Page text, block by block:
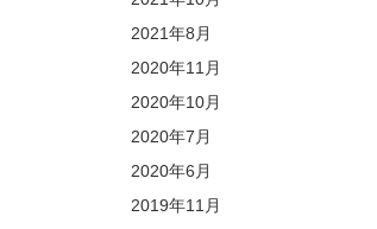
2021年8月
2020年11月
2020年10月
2020年7月
2020年6月
2019年11月